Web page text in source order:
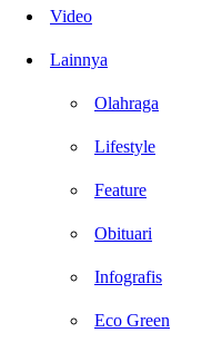
Video
Lainnya
Olahraga
Lifestyle
Feature
Obituari
Infografis
Eco Green